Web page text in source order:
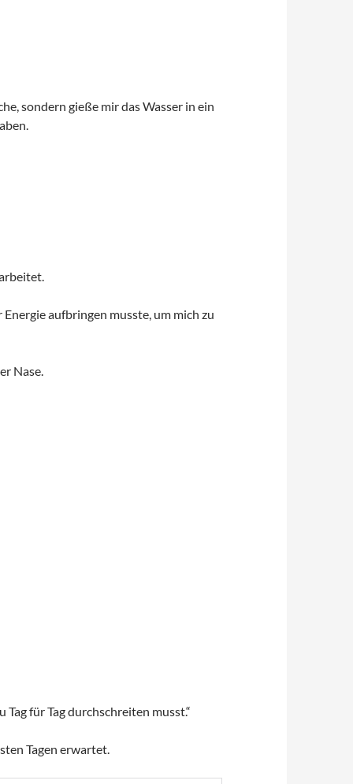
sondern gieße mir das Wasser in ein
aufbringen musste, um mich zu
Nase.
für Tag durchschreiten musst.“
Tagen erwartet.